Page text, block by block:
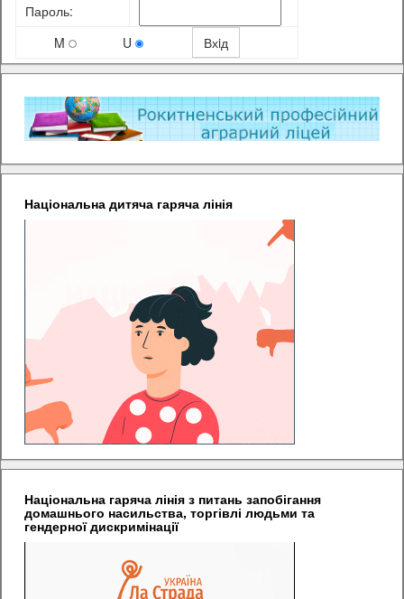
Пароль:
M
U
Національна дитяча гаряча лінія
Національна гаряча лінія з питань запобігання
домашнього насильства, торгівлі людьми та
гендерної дискримінації